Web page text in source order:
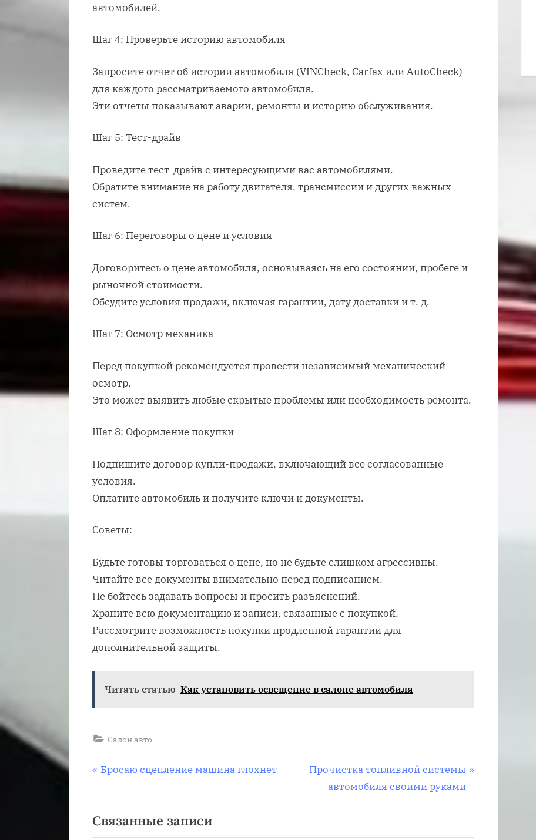
автомобилей.
Шаг 4: Проверьте историю автомобиля
Запросите отчет об истории автомобиля (VINCheck, Carfax или AutoCheck)
для каждого рассматриваемого автомобиля.
Эти отчеты показывают аварии, ремонты и историю обслуживания.
Шаг 5: Тест-драйв
Проведите тест-драйв с интересующими вас автомобилями.
Обратите внимание на работу двигателя, трансмиссии и других важных
систем.
Шаг 6: Переговоры о цене и условия
Договоритесь о цене автомобиля, основываясь на его состоянии, пробеге и
рыночной стоимости.
Обсудите условия продажи, включая гарантии, дату доставки и т. д.
Шаг 7: Осмотр механика
Перед покупкой рекомендуется провести независимый механический
осмотр.
Это может выявить любые скрытые проблемы или необходимость ремонта.
Шаг 8: Оформление покупки
Подпишите договор купли-продажи, включающий все согласованные
условия.
Оплатите автомобиль и получите ключи и документы.
Советы:
Будьте готовы торговаться о цене, но не будьте слишком агрессивны.
Читайте все документы внимательно перед подписанием.
Не бойтесь задавать вопросы и просить разъяснений.
Храните всю документацию и записи, связанные с покупкой.
Рассмотрите возможность покупки продленной гарантии для
дополнительной защиты.
Читать статью Как установить освещение в салоне автомобиля
Салон авто
Навигация
записям
П
д
ы
Бросаю сцепление машина глохнет
С
у
Прочистка топливной системы
автомобиля своими руками
Связанные записи